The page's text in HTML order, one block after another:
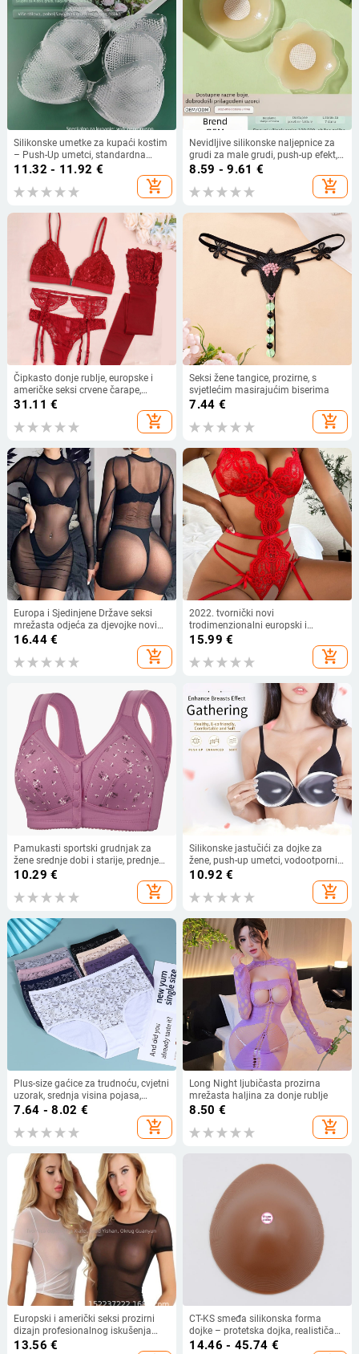
Silikonske umetke za kupaći kostim
– Push-Up umetci, standardna
debljina za jednodijelni kupaći
11.32 - 11.92 €
add_shopping_cart
Nevidljive silikonske naljepnice za
grudi za male grudi, push-up efekt,
prozirni ulošci u grudnjak
8.59 - 9.61 €
add_shopping_cart
Čipkasto donje rublje, europske i
američke seksi crvene čarape,
podvezica, četverodijelno donje
rublje s prednjim gumbima, tange
31.11 €
add_shopping_cart
Seksi žene tangice, prozirne, s
svjetlećim masirajućim biserima
7.44 €
add_shopping_cart
Europa i Sjedinjene Države seksi
mrežasta odjeća za djevojke novi
ljetni bikini iskušenje perspektiva
mrežasti kupaći kostimi s dugim
rukavima za plažu veleprodaja
16.44€
add_shopping_cart
2022. tvornički novi
trodimenzionalni europski i
američki slatko-pikantni čipkasti
bodi, seksi iskušenje, vanjska
trgovina, donje rublje, seksi
15.99 €
add_shopping_cart
Pamukasti sportski grudnjak za
žene srednje dobi i starije, prednje
kopčanje, tanke šalice, otisak, bez
10.29 €
add_shopping_cart
Silikonske jastučići za dojke za
žene, push-up umetci, vodootporni,
prozirni, za male grudi, pogodni za
10.92 €
add_shopping_cart
Plus-size gaćice za trudnoću, cvjetni
uzorak, srednja visina pojasa,
85/15 pamuk, prozračna pletena
7.64 - 8.02 €
add_shopping_cart
Long Night ljubičasta prozirna
mrežasta haljina za donje rublje
8.50 €
add_shopping_cart
Europski i američki seksi prozirni
dizajn profesionalnog iskušenja
djevojka srednje duljine majice
13.56 €
CT-KS smeđa silikonska forma
dojke – protetska dojka, realističan
izgled, oblikovanje tijela
14.46 - 45.74 €